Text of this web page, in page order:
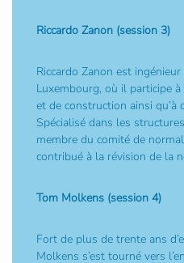
Riccardo Zanon (session 3)
Riccardo Zanon est
Luxembourg, où il participe
et de construction ainsi qu’à
Spécialisé dans les
membre du comité de
contribué à la révision de la
Tom Molkens (session 4)
Fort de plus de trente ans
Molkens s’est tourné vers